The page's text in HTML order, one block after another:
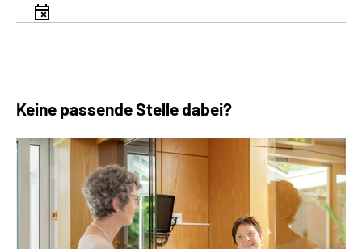
Keine passende Stelle dabei?